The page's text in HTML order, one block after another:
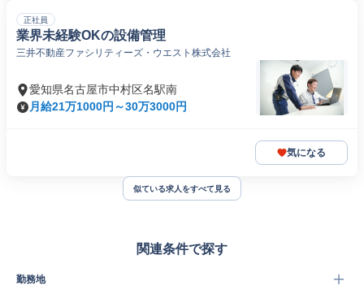
正社員
業界未経験OKの設備管理
三井不動産ファシリティーズ・ウエスト株式会社
愛知県名古屋市中村区名駅南
月給21万1000円～30万3000円
気になる
似ている求人をすべて見る
関連条件で探す
勤務地